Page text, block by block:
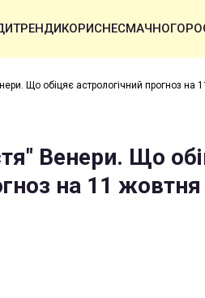
ТРЕНДИКОРИСНЕСМАЧНО
Що обіцяє астрологічний прогноз на
Венери. Що
на 11 жовтня